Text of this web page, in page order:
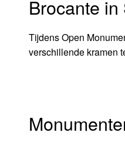
Brocante
Tijdens Open
verschillende kramen